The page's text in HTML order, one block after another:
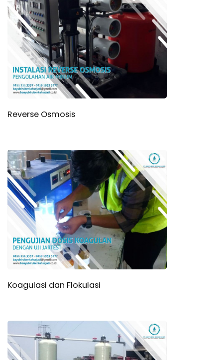
Reverse Osmosis
Koagulasi dan Flokulasi